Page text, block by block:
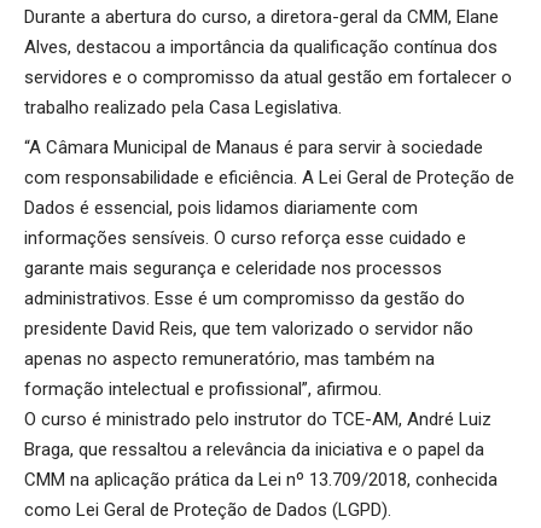
Durante a abertura do curso, a diretora-geral da CMM, Elane
Alves, destacou a importância da qualificação contínua dos
servidores e o compromisso da atual gestão em fortalecer o
trabalho realizado pela Casa Legislativa.
“A Câmara Municipal de Manaus é para servir à sociedade
com responsabilidade e eficiência. A Lei Geral de Proteção de
Dados é essencial, pois lidamos diariamente com
informações sensíveis. O curso reforça esse cuidado e
garante mais segurança e celeridade nos processos
administrativos. Esse é um compromisso da gestão do
presidente David Reis, que tem valorizado o servidor não
apenas no aspecto remuneratório, mas também na
formação intelectual e profissional”, afirmou.
O curso é ministrado pelo instrutor do TCE-AM, André Luiz
Braga, que ressaltou a relevância da iniciativa e o papel da
CMM na aplicação prática da Lei nº 13.709/2018, conhecida
como Lei Geral de Proteção de Dados (LGPD).